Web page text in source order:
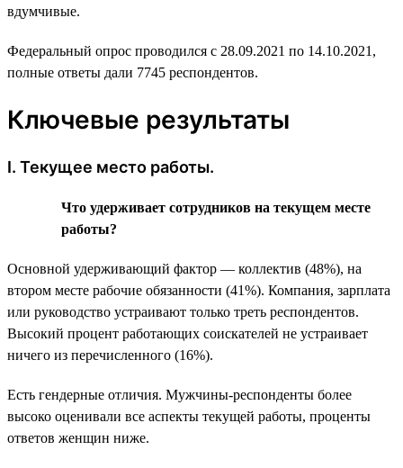
вдумчивые.
Федеральный опрос проводился с 28.09.2021 по 14.10.2021,
полные ответы дали 7745 респондентов.
Ключевые результаты
I. Текущее место работы.
Что удерживает сотрудников на текущем месте
работы?
Основной удерживающий фактор — коллектив (48%), на
втором месте рабочие обязанности (41%). Компания, зарплата
или руководство устраивают только треть респондентов.
Высокий процент работающих соискателей не устраивает
ничего из перечисленного (16%).
Есть гендерные отличия. Мужчины-респонденты более
высоко оценивали все аспекты текущей работы, проценты
ответов женщин ниже.